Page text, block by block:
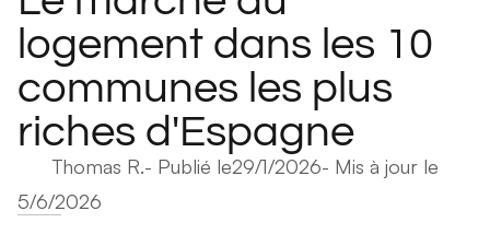
logement dans les 10
communes les plus
riches d'Espagne
Thomas R.- Publié le29/1/2026- Mis à jour le
5/6/2026